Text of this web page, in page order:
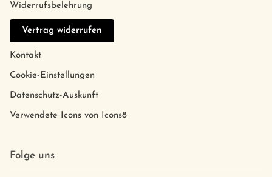
Widerrufsbelehrung
Vertrag widerrufen
Kontakt
Cookie-Einstellungen
Datenschutz-Auskunft
Verwendete Icons von Icons8
Folge uns